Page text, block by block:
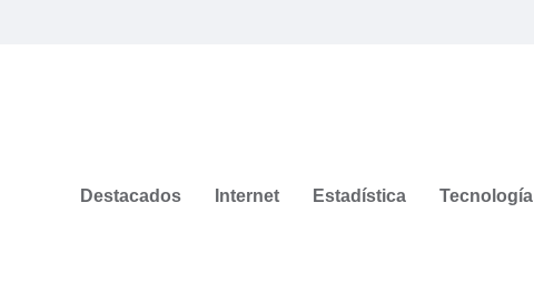
Destacados Internet Estadística Tecnología